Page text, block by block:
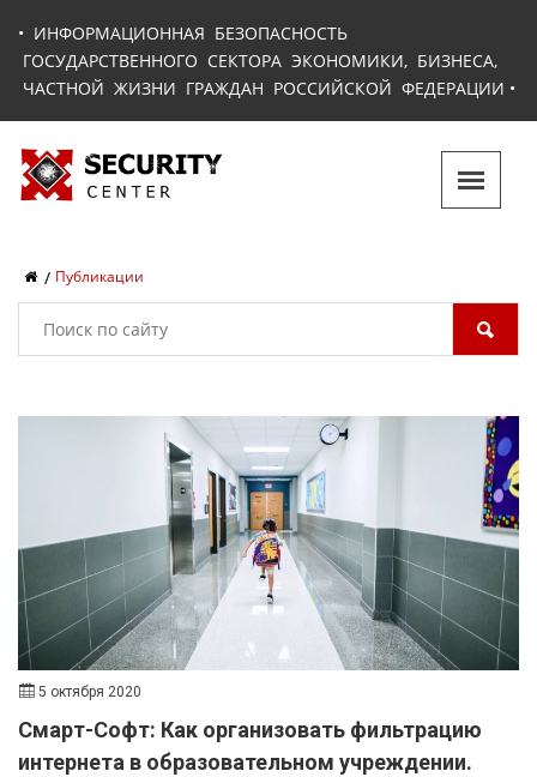
• ИНФОРМАЦИОННАЯ БЕЗОПАСНОСТЬ
ГОСУДАРСТВЕННОГО СЕКТОРА ЭКОНОМИКИ, БИЗНЕСА,
ЧАСТНОЙ ЖИЗНИ ГРАЖДАН РОССИЙСКОЙ ФЕДЕРАЦИИ •
Публикации
5 октября 2020
Смарт-Софт: Как организовать фильтрацию
интернета в образовательном учреждении.